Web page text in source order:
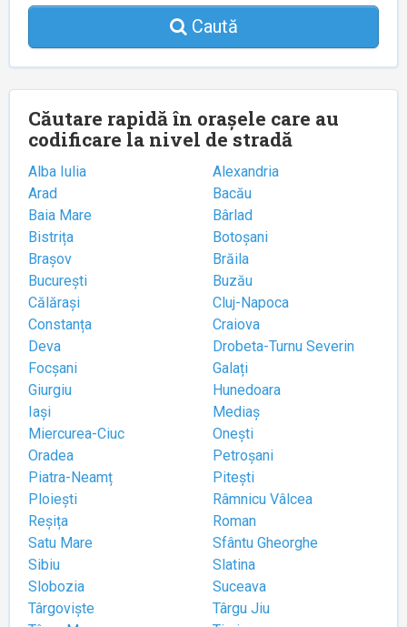
Caută
Căutare rapidă în orașele care au
codificare la nivel de stradă
Alba Iulia
Alexandria
Arad
Bacău
Baia Mare
Bârlad
Bistrița
Botoșani
Brașov
Brăila
București
Buzău
Călărași
Cluj-Napoca
Constanța
Craiova
Deva
Drobeta-Turnu Severin
Focșani
Galați
Giurgiu
Hunedoara
Iași
Mediaș
Miercurea-Ciuc
Onești
Oradea
Petroșani
Piatra-Neamț
Pitești
Ploiești
Râmnicu Vâlcea
Reșița
Roman
Satu Mare
Sfântu Gheorghe
Sibiu
Slatina
Slobozia
Suceava
Târgoviște
Târgu Jiu